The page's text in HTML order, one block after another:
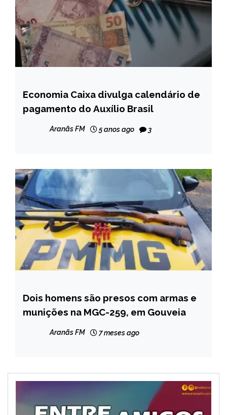
BRASIL
NOTÍCIAS
Economia Caixa divulga calendário de
pagamento do Auxílio Brasil
Aranãs FM 5 anos ago 3
MINAS
GERAIS
NOTÍCIAS
Dois homens são presos com armas e
munições na MGC-259, em Gouveia
Aranãs FM 7 meses ago